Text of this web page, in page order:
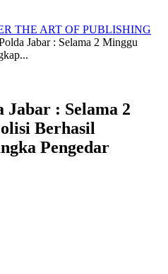
THE ART OF PUBLISHING
Jabar : Selama 2 Minggu
Jabar : Selama 2
Berhasil
Pengedar